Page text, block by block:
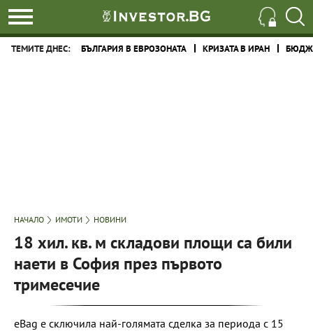
ТЕМИТЕ ДНЕС: БЪЛГАРИЯ В ЕВРОЗОНАТА КРИЗАТА В ИРАН
НАЧАЛО ИМОТИ НОВИНИ
18 хил. кв. м складови площи са били
наети в София през първото
тримесечие
еBag е сключила най-голямата сделка за периода с 15